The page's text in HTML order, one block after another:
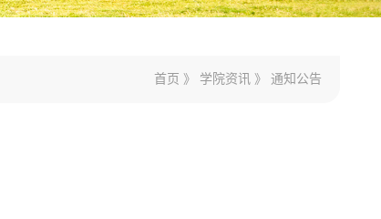
首页 》 学院资讯 》通知公告